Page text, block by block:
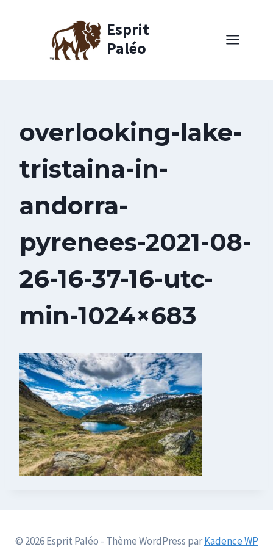
Esprit
Paléo
overlooking-lake-
tristaina-in-
andorra-
pyrenees-2021-08-
26-16-37-16-utc-
min-1024×683
© 2026 Esprit Paléo - Thème WordPress parKadence WP